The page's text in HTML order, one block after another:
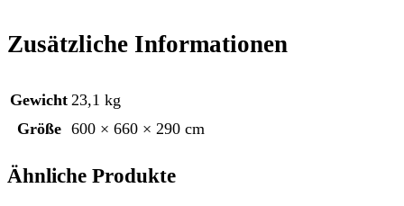
Zusätzliche Informationen
Gewicht 23,1 kg
Größe 600 × 660 × 290 cm
Ähnliche Produkte